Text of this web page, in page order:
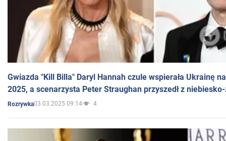
Gwiazda "Kill Billa" Daryl Hannah czule wspierała Ukrainę
2025, a scenarzysta Peter Straughan przyszedł z
Rozrywka03.03.2025 09:14 4